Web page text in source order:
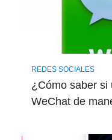
REDES SOCIALES
¿Cómo saber si
WeChat de